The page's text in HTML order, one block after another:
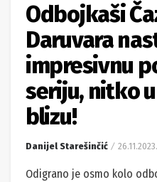
Odbojkaši
Daruvara
impresivnu
seriju, nitko
blizu!
Danijel Starešinčić
Odigrano je osmo kolo